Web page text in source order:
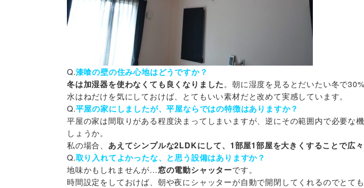
Q.漆喰の壁の住み心地はどうですか？
冬は加湿器を使わなくても良くなりました。朝に湿度を見るとだいたい冬で
水はねだけを気にしておけば、とてもいい素材だと改めて実感しています。
Q.平屋の家にしましたが、平屋ならではの特徴はありますか？
平屋の家は間取りがある程度決まってしまいますが、逆にその範囲内で必要な
しょうか。
私の場合、 あえてシンプルな2LDKにして、1部屋1部屋を大きくすることで広
Q.取り入れてよかったな、と思う設備はありますか？
地味かもしれませんが…窓の電動シャッターです。
時間設定をしておけば、朝や夜にシャッターが自動で開閉してくれるのでとても